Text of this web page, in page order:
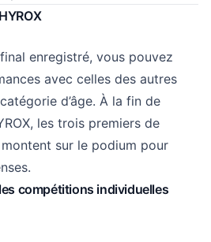
enregistré, vous pouvez
avec celles des autres
d’âge. À la fin de
les trois premiers de
montent sur le podium pour
compétitions individuelles